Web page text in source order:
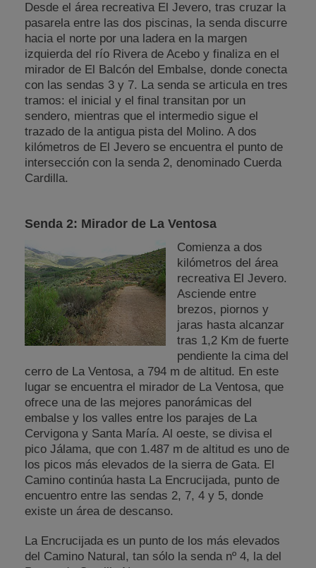
Desde el área recreativa El Jevero, tras cruzar la
pasarela entre las dos piscinas, la senda discurre
hacia el norte por una ladera en la margen
izquierda del río Rivera de Acebo y finaliza en el
mirador de El Balcón del Embalse, donde conecta
con las sendas 3 y 7. La senda se articula en tres
tramos: el inicial y el final transitan por un
sendero, mientras que el intermedio sigue el
trazado de la antigua pista del Molino. A dos
kilómetros de El Jevero se encuentra el punto de
intersección con la senda 2, denominado Cuerda
Cardilla.
Senda 2: Mirador de La Ventosa
Comienza a dos
kilómetros del área
recreativa El Jevero.
Asciende entre
brezos, piornos y
jaras hasta alcanzar
tras 1,2 Km de fuerte
pendiente la cima del
cerro de La Ventosa, a 794 m de altitud. En este
lugar se encuentra el mirador de La Ventosa, que
ofrece una de las mejores panorámicas del
embalse y los valles entre los parajes de La
Cervigona y Santa María. Al oeste, se divisa el
pico Jálama, que con 1.487 m de altitud es uno de
los picos más elevados de la sierra de Gata. El
Camino continúa hasta La Encrucijada, punto de
encuentro entre las sendas 2, 7, 4 y 5, donde
existe un área de descanso.
La Encrucijada es un punto de los más elevados
del Camino Natural, tan sólo la senda nº 4, la del